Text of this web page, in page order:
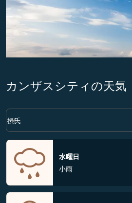
カンザスシティの天気
Weather unit option 摂氏 Selected
摂氏
keyboard_arrow_down
水曜日
小雨